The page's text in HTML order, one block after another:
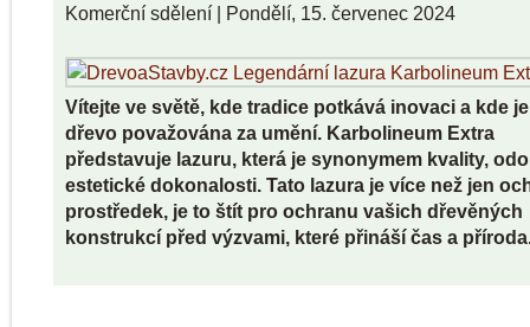
Komerční sdělení| Pondělí, 15. červenec 2024
Vítejte ve světě, kde tradice potkává inovaci a kde
dřevo považována za umění. Karbolineum Extra
představuje lazuru, která je synonymem kvality,
estetické dokonalosti. Tato lazura je více než jen
prostředek, je to štít pro ochranu vašich dřevěných
konstrukcí před výzvami, které přináší čas a